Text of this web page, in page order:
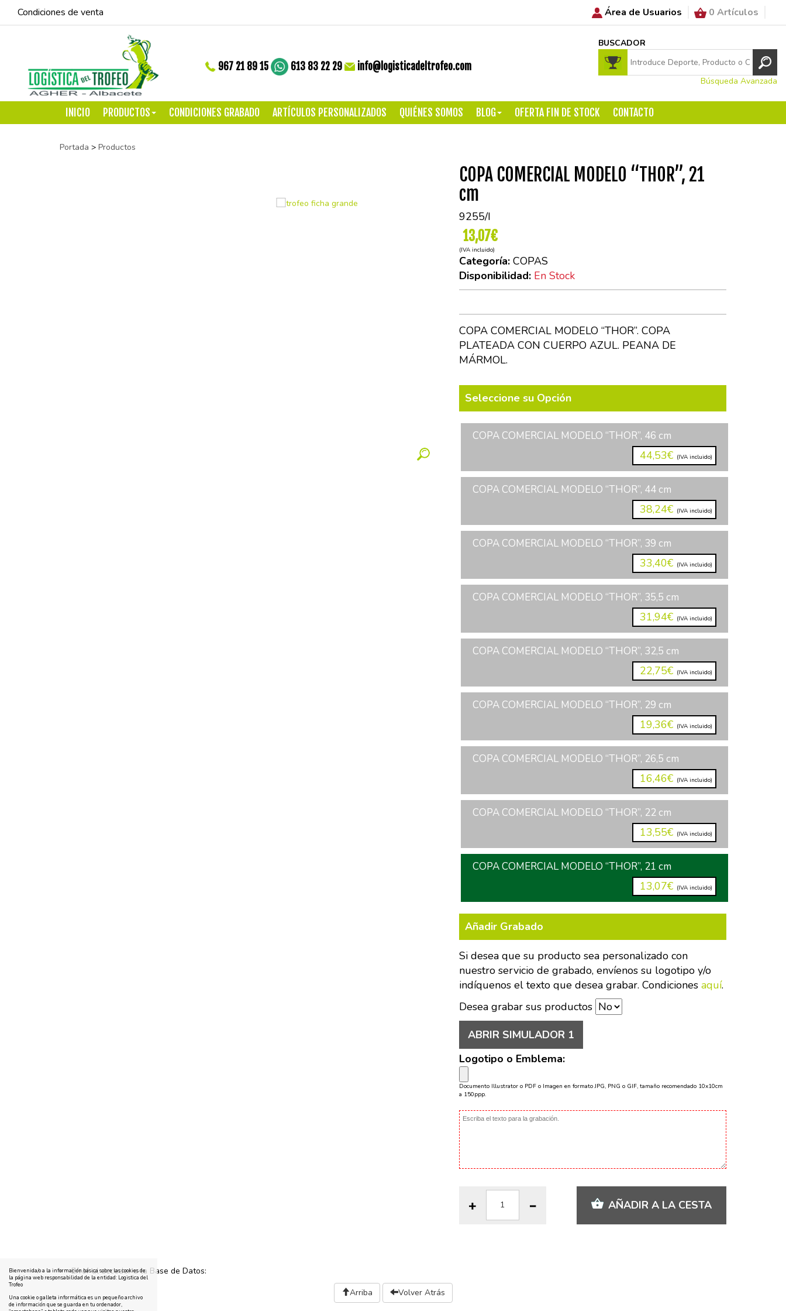
Condiciones de venta Área de Usuarios 0 Artículos
967 21 89 15 613 83 22 29 info@logisticadeltrofeo.com
BUSCADOR
Búsqueda Avanzada
INICIO PRODUCTOS CONDICIONES GRABADO ARTÍCULOS PERSONALIZADOS QUIÉNES SOMOS BLOG OFERTA FIN DE STOCK CONTACTO
Portada > Productos
COPA COMERCIAL MODELO “THOR”, 21
cm
9255/I
13,07€
(IVA incluido)
Categoría: COPAS
Disponibilidad: En Stock
COPA COMERCIAL MODELO “THOR”. COPA
PLATEADA CON CUERPO AZUL. PEANA DE
MÁRMOL.
Seleccione su Opción
COPA COMERCIAL MODELO “THOR”, 46 cm
44,53€ (IVA incluido)
COPA COMERCIAL MODELO “THOR”, 44 cm
38,24€ (IVA incluido)
COPA COMERCIAL MODELO “THOR”, 39 cm
33,40€ (IVA incluido)
COPA COMERCIAL MODELO “THOR”, 35,5 cm
31,94€ (IVA incluido)
COPA COMERCIAL MODELO “THOR”, 32,5 cm
22,75€ (IVA incluido)
COPA COMERCIAL MODELO “THOR”, 29 cm
19,36€ (IVA incluido)
COPA COMERCIAL MODELO “THOR”, 26,5 cm
16,46€ (IVA incluido)
COPA COMERCIAL MODELO “THOR”, 22 cm
13,55€ (IVA incluido)
COPA COMERCIAL MODELO “THOR”, 21 cm
13,07€ (IVA incluido)
Añadir Grabado
Si desea que su producto sea personalizado con
nuestro servicio de grabado, envíenos su logotipo y/o
indíquenos el texto que desea grabar. Condiciones aquí.
Desea grabar sus productos
ABRIR SIMULADOR 1
Logotipo o Emblema:
Documento Illustrator o PDF o Imagen en formato JPG, PNG o GIF, tamaño recomendado 10x10cm
a 150ppp.
AÑADIR A LA CESTA
Error al acceder a la Base de Datos:
Arriba
Volver Atrás
Bienvenida/o a la información básica sobre las cookies de
la página web responsabilidad de la entidad: Logistica del
Trofeo
Una cookie o galleta informática es un pequeño archivo
de información que se guarda en tu ordenador,